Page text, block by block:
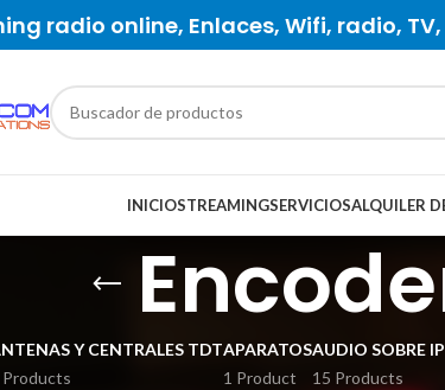
radio online, Enlaces, Wifi, radio,
INICIOSTREAMINGSERVICIOSALQUILER
Y CENTRALES TDT
Products
APARATOS
1 Product
AUDIO SOBRE IP
15 Products